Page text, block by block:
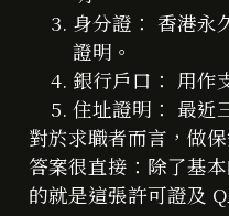
身分證： 香港永
證明。
銀行戶口： 用作
住址證明： 最近
對於求職者而言，做
答案很直接：除了基
的就是這張許可證及